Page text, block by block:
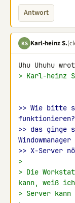
Antwort
KS Karl-heinz S.
> Karl-heinz
>> Wie bitte
>> das ginge
>> X-Server
>
> Die
kann, weiß
> Server